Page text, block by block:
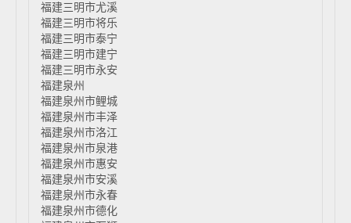
福建三明市尤溪
福建三明市将乐
福建三明市泰宁
福建三明市建宁
福建三明市永安
福建泉州
福建泉州市鲤城
福建泉州市丰泽
福建泉州市洛江
福建泉州市泉港
福建泉州市惠安
福建泉州市安溪
福建泉州市永春
福建泉州市德化